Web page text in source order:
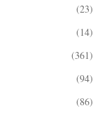
(23)
(14)
(361)
(94)
(86)